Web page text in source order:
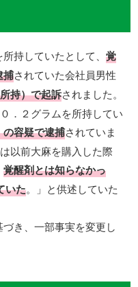
持していたとして、覚
捕されていた会社員男性
持）で起訴されました。
．２グラムを所持してい
容疑で逮捕されていま
以前大麻を購入した際
覚醒剤とは知らなかっ
いた。」と供述していた
づき、一部事実を変更し